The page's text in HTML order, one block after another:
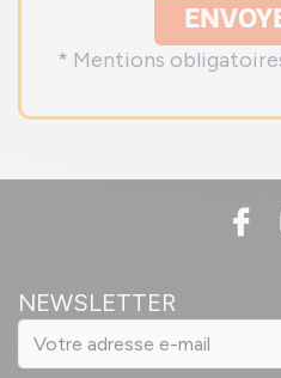
* Mentions
NEWSLETTER